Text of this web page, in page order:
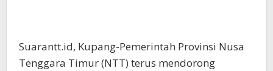
Suarantt.id, Kupang-Pemerintah Provinsi Nusa
Tenggara Timur (NTT) terus mendorong